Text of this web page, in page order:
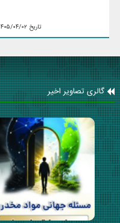
تاریخ ۱۴۰۵/۰۴/۰۲
گالری تصاویر اخیر